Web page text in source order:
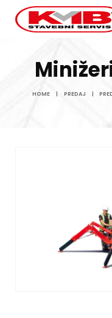
HOME PREDAJ